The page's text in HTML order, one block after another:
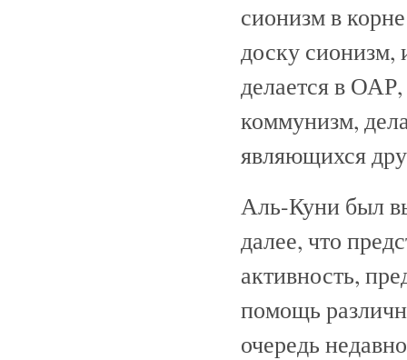
сионизм в
доску сионизм,
делается в
коммунизм,
являющихся
Аль-Куни был
далее, что
активность,
помощь
очередь